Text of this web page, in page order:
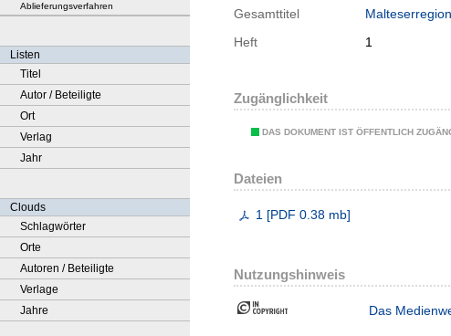
Ablieferungsverfahren
Listen
Titel
Autor / Beteiligte
Ort
Verlag
Jahr
Clouds
Schlagwörter
Orte
Autoren / Beteiligte
Verlage
Jahre
Gesamttitel
Heft
1
Zugänglichkeit
DAS DOKUMENT IST ÖFFENTLICH
Dateien
1 [PDF 0.38 mb]
Nutzungshinweis
Das